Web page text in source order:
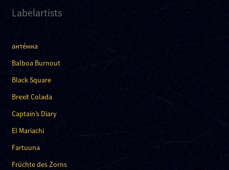
Labelartists
анте́нна
Balboa Burnout
Black Square
Brexit Colada
Captain’s Diary
El Mariachi
Fartuuna
Früchte des Zorns